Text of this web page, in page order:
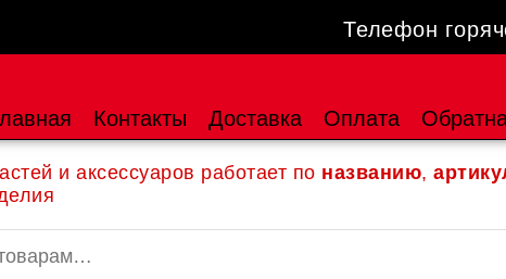
Телефон
Контакты Доставка Оплата
и аксессуаров работает по названию,